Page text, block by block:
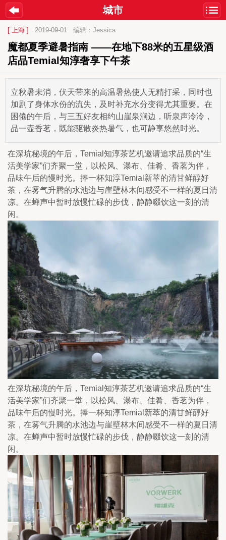
城市
[ 上海 ] 2019-09-01 编辑：Jessica
魔都夏季避暑指南 ——在地下88米的五星级酒
店品Temial知淳奢享下午茶
立秋暑未消，伏天带来的高温暑热使人无精打采，同时也
加剧了身体水份的流失，及时补充水分变得尤其重要。在
困倦的午后，与三五好友相约山崖泉涧边，听泉声泠泠，
品一壶香茗，既能驱散炎热暑气，也可静享悠然时光。
在深坑秘境的午后，Temial知淳茶艺机邀请追求品质的“生
活美学家”们齐聚一堂，以松风、瀑布、佳肴、香茗为伴，
品味午后的慢时光。捧一杯知淳Temial新萃的清甘鲜醇好
茶，在雾气升腾的水池边与崖壁林木间感受不一样的夏日清
凉。在蝉声中暂时放慢忙碌的步伐，静静啜饮这一刻的清
闲。
在深坑秘境的午后，Temial知淳茶艺机邀请追求品质的“生
活美学家”们齐聚一堂，以松风、瀑布、佳肴、香茗为伴，
品味午后的慢时光。捧一杯知淳Temial新萃的清甘鲜醇好
茶，在雾气升腾的水池边与崖壁林木间感受不一样的夏日清
凉。在蝉声中暂时放慢忙碌的步伐，静静啜饮这一刻的清
闲。